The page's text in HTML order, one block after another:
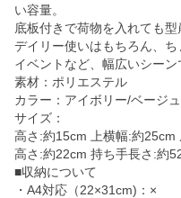
い容量。
底板付きで荷物を入れても型
デイリー使いはもちろん、
イベントなど、幅広いシーン
素材：ポリエステル
カラー：アイボリー/ベージ
サイズ：
高さ:約15cm 上横幅:約
高さ:約22cm 持ち手長さ:約
■収納について
・A4対応（22×31cm)：×